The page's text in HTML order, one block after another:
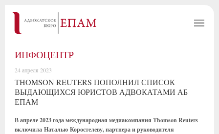
ИНФОЦЕНТР
24 апреля 2023
THOMSON REUTERS ПОПОЛНИЛ СПИСОК
ВЫДАЮЩИХСЯ ЮРИСТОВ АДВОКАТАМИ АБ
ЕПАМ
В апреле 2023 года международная медиакомпания Thomson Reuters
включила Наталью Коростелеву, партнера и руководителя